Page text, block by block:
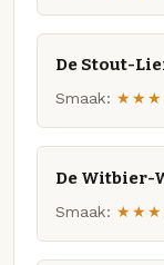
De Stout-
Smaak:
De Witbier-
Smaak: